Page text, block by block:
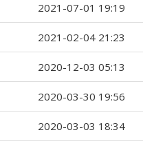
2021-07-01 19:19
2021-02-04 21:23
2020-12-03 05:13
2020-03-30 19:56
2020-03-03 18:34